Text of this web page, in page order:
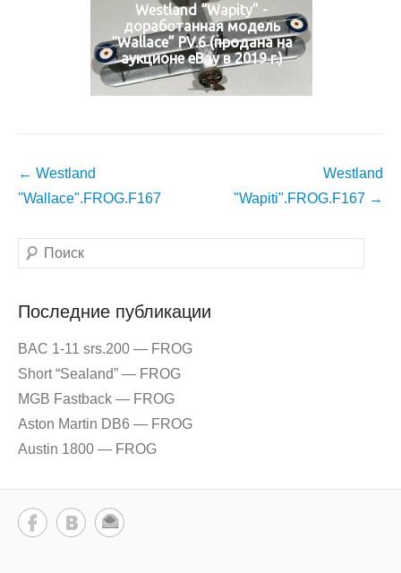
Westland “Wapity” -
доработанная модель
“Wallace” PV.6 (продана на
аукционе eBay в 2019 г.)
Навигация
по
← Westland
"Wallace".FROG.F167
Westland
"Wapiti".FROG.F167 →
Поиск
Последние публикации
BAC 1-11 srs.200 — FROG
Short “Sealand” — FROG
MGB Fastback — FROG
Aston Martin DB6 — FROG
Austin 1800 — FROG